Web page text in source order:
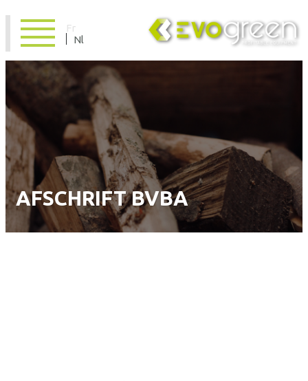
Fr
Nl
AFSCHRIFT BVBA